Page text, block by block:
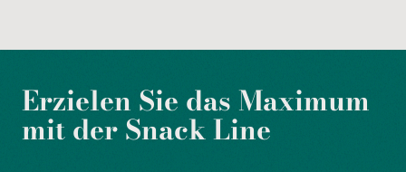
Erzielen Sie das Maximum
mit derSnack Line